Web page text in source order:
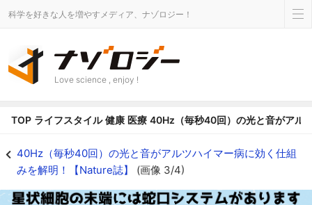
科学を好きな人を増やすメディア、ナゾロジー！
Love science , enjoy !
TOP ライフスタイル 健康 医療 40Hz（毎秒40回）の光と音がアル
40Hz（毎秒40回）の光と音がアルツハイマー病に効く仕組
みを解明！【Nature誌】 (画像 3/4)